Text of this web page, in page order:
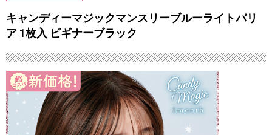
キャンディーマジックマンスリーブルーライトバリ
ア 1枚入 ビギナーブラック